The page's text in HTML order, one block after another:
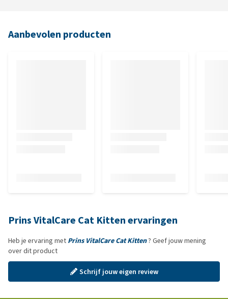
Aanbevolen producten
Prins VitalCare Cat Kitten ervaringen
Heb je ervaring met Prins VitalCare Cat Kitten? Geef jouw mening
over dit product
Schrijf jouw eigen review